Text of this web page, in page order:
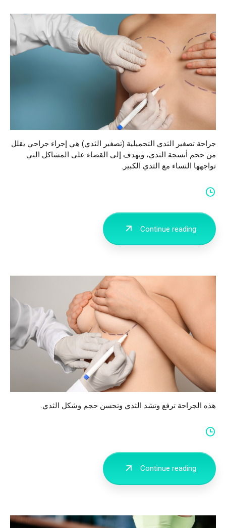
جراحة تصغير الثدي التجميلية (تصغير الثدي) هي إجراء جراحي يقلل
من حجم أنسجة الثدي، ويهدف إلى القضاء على المشاكل التي
تواجهها النساء مع الثدي الكبير.
Continue reading
هذه الجراحة ترفع وتشد الثدي وتحسن حجم وشكل الثدي.
Continue reading